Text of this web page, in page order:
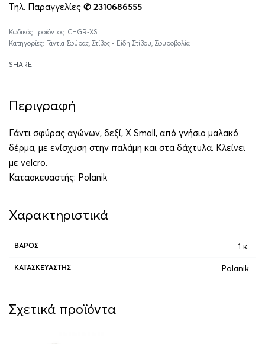
Τηλ. Παραγγελίες ✆ 2310686555
CHGR-XS
Κατηγορίες: Γάντια Σφύρας Στίβος - Είδη Στίβου Σφυροβολία
SHARE
Περιγραφή
Γάντι σφύρας αγώνων, δεξί, X Small, από γνήσιο μαλακό
δέρμα, με ενίσχυση στην παλάμη και στα δάχτυλα. Κλείνει
με velcro.
Κατασκευαστής: Polanik
Χαρακτηριστικά
ΒΆΡΟΣ 1 κ.
ΚΑΤΑΣΚΕΥΑΣΤΉΣ Polanik
Σχετικά προϊόντα